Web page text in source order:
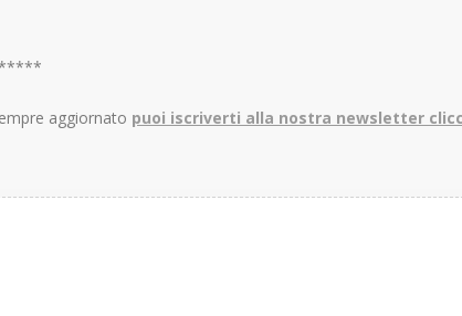
aggiornato puoi iscriverti alla nostra newsletter